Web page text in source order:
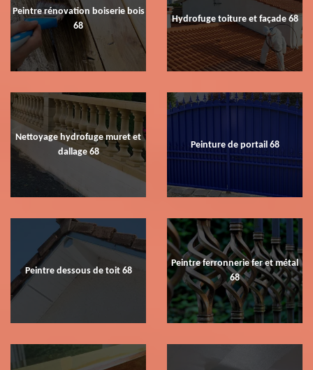
Peintre rénovation boiserie bois
68
Hydrofuge toiture et façade 68
Nettoyage hydrofuge muret et
dallage 68
Peinture de portail 68
Peintre dessous de toit 68
Peintre ferronnerie fer et métal
68